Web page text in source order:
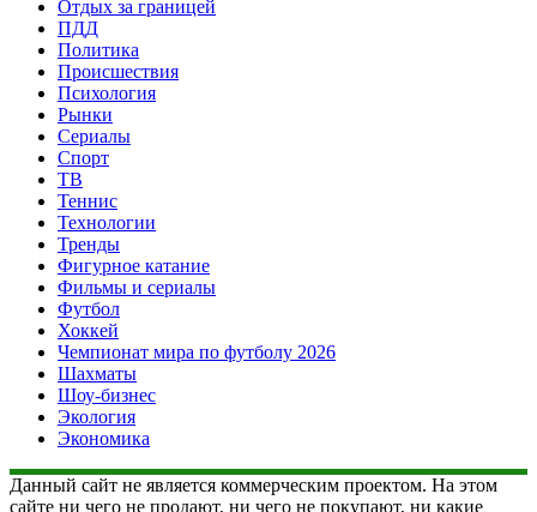
Отдых за границей
ПДД
Политика
Происшествия
Психология
Рынки
Сериалы
Спорт
ТВ
Теннис
Технологии
Тренды
Фигурное катание
Фильмы и сериалы
Футбол
Хоккей
Чемпионат мира по футболу 2026
Шахматы
Шоу-бизнес
Экология
Экономика
Данный сайт не является коммерческим проектом. На этом
сайте ни чего не продают, ни чего не покупают, ни какие